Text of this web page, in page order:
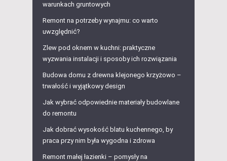
warunkach gruntowych
Remont na potrzeby wynajmu: co warto
uwzględnić?
Zlew pod oknem w kuchni: praktyczne
wyzwania instalacji i sposoby ich rozwiązania
Budowa domu z drewna klejonego krzyżowo –
trwałość i wyjątkowy design
Jak wybrać odpowiednie materiały budowlane
do remontu
Jak dobrać wysokość blatu kuchennego, by
praca przy nim była wygodna i zdrowa
Remont małej łazienki – pomysły na